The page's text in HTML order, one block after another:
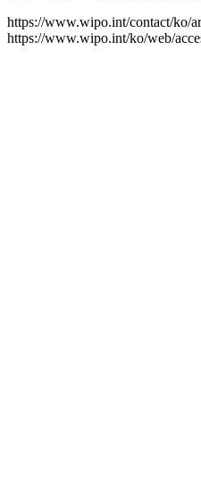
https://www.wipo.int/contact/ko/
https://www.wipo.int/ko/web/